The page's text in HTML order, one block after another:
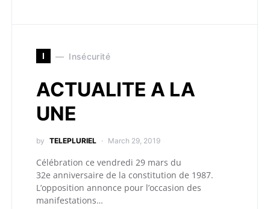
I Insécurité
ACTUALITE A LA
UNE
by TELEPLURIEL March 29, 2019
Célébration ce vendredi 29 mars du
32e anniversaire de la constitution de 1987.
L’opposition annonce pour l’occasion des
manifestations…